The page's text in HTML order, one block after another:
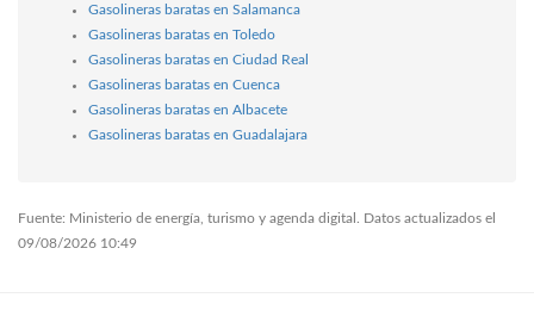
Gasolineras baratas en Salamanca
Gasolineras baratas en Toledo
Gasolineras baratas en Ciudad Real
Gasolineras baratas en Cuenca
Gasolineras baratas en Albacete
Gasolineras baratas en Guadalajara
Fuente: Ministerio de energía, turismo y agenda digital. Datos actualizados el
09/08/2026 10:49